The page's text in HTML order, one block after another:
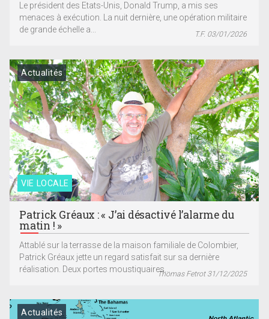
Le président des Etats-Unis, Donald Trump, a mis ses
menaces à exécution. La nuit dernière, une opération militaire
de grande échelle a...
T.F. 03/01/2026
VIE LOCALE
Actualités
Patrick Gréaux : « J’ai désactivé l’alarme du
matin ! »
Attablé sur la terrasse de la maison familiale de Colombier,
Patrick Gréaux jette un regard satisfait sur sa dernière
réalisation. Deux portes moustiquaires...Thomas Fetrot 31/12/2025
Actualités